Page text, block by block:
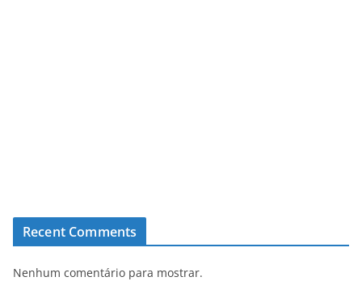
Recent Comments
Nenhum comentário para mostrar.